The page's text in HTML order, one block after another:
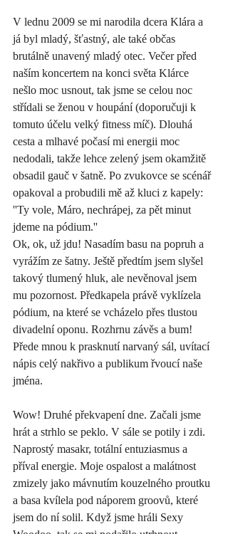
V lednu 2009 se mi narodila dcera Klára a
já byl mladý, šťastný, ale také občas
brutálně unavený mladý otec. Večer před
naším koncertem na konci světa Klárce
nešlo moc usnout, tak jsme se celou noc
střídali se ženou v houpání (doporučuji k
tomuto účelu velký fitness míč). Dlouhá
cesta a mlhavé počasí mi energii moc
nedodali, takže lehce zelený jsem okamžitě
obsadil gauč v šatně. Po zvukovce se scénář
opakoval a probudili mě až kluci z kapely:
''Ty vole, Máro, nechrápej, za pět minut
jdeme na pódium.''
Ok, ok, už jdu! Nasadím basu na popruh a
vyrážím ze šatny. Ještě předtím jsem slyšel
takový tlumený hluk, ale nevěnoval jsem
mu pozornost. Předkapela právě vyklízela
pódium, na které se vcházelo přes tlustou
divadelní oponu. Rozhrnu závěs a bum!
Přede mnou k prasknutí narvaný sál, uvítací
nápis celý nakřivo a publikum řvoucí naše
jména.
Wow! Druhé překvapení dne. Začali jsme
hrát a strhlo se peklo. V sále se potily i zdi.
Naprostý masakr, totální entuziasmus a
příval energie. Moje ospalost a malátnost
zmizely jako mávnutím kouzelného proutku
a basa kvílela pod náporem groovů, které
jsem do ní solil. Když jsme hráli Sexy